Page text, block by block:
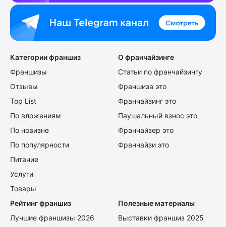
Категории франшиз
Франшизы
Отзывы
Top List
По вложениям
По новизне
По популярности
Питание
Услуги
Товары
О франчайзинге
Статьи по франчайзингу
Франшиза это
Франчайзинг это
Паушальный взнос это
Франчайзер это
Франчайзи это
Рейтинг франшиз
Лучшие франшизы 2026
Полезные материалы
Выставки франшиз 2025